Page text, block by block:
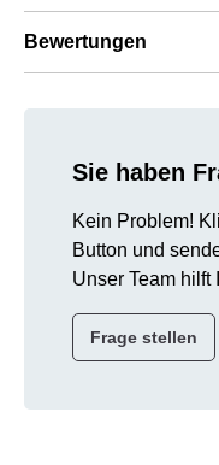
Bewertungen
Sie haben
Kein Problem!
Button und
Unser Team hilft
Frage stellen